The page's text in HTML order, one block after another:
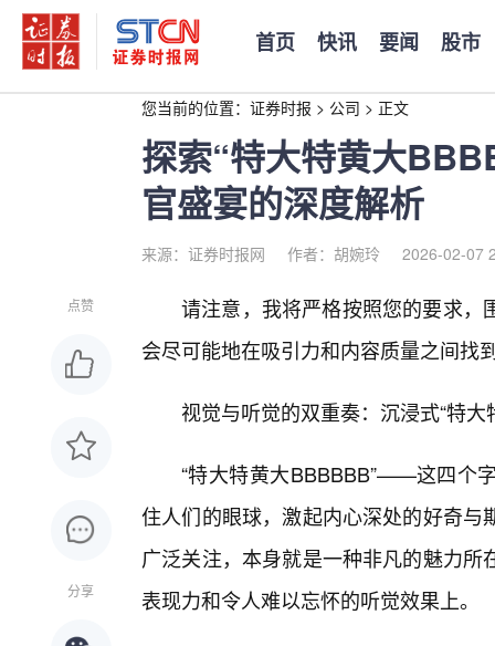
首页 快讯 要闻 股市
您当前的位置： 证券时报 > 公司 > 正文
探索“特大特黄大
官盛宴的深度解析
来源：证券时报网 作者：胡婉玲 2026-02-07
点赞
分享
请注意，我将严格按照您的要求，
会尽可能地在吸引力和内容质量之间找
视觉与听觉的双重奏：沉浸式“特
“特大特黄大BBBBBB”——这四个
住人们的眼球，激起内心深处的好奇
广泛关注，本身就是一种非凡的魅力
表现力和令人难以忘怀的听觉效果上。